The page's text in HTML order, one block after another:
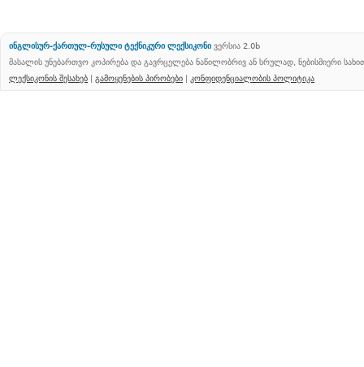
ინგლისურ-ქართულ-რუსული ტექნიკური ლექსიკონი ვერსია 2.0b
მასალის უნებართვო კოპირება და გავრცელება ნაწილობრივ ან სრულად, ნებისმიერი
ლექსიკონის შესახებ | გამოყენების პირობები | კონფიდენციალობის პოლიტიკა